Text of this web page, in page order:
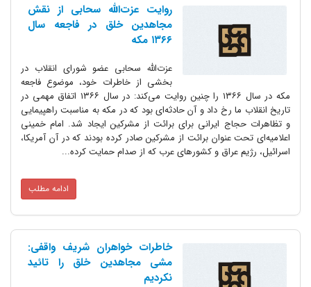
روایت عزت‌الله سحابی از نقش
مجاهدین خلق در فاجعه سال
۱۳۶۶ مکه
عزت‌الله سحابی عضو شورای انقلاب در
بخشی از خاطرات خود، موضوع فاجعه
مکه در سال ۱۳۶۶ را چنین روایت می‌کند: در سال ١٣۶۶ اتفاق مهمی در
تاریخ انقلاب ما رخ داد و آن حادثه‌ای بود که در مکه به مناسبت راهپیمایی
و تظاهرات حجاج ایرانی برای برائت از مشرکین ایجاد شد. امام خمینی
اعلامیه‌ای تحت عنوان برائت از مشرکین صادر کرده بودند که در آن آمریکا،
اسرائیل، رژیم عراق و کشورهای عرب که از صدام حمایت کرده...
ادامه مطلب
خاطرات خواهران شریف واقفی:
مشی مجاهدین خلق را تائید
نکردیم